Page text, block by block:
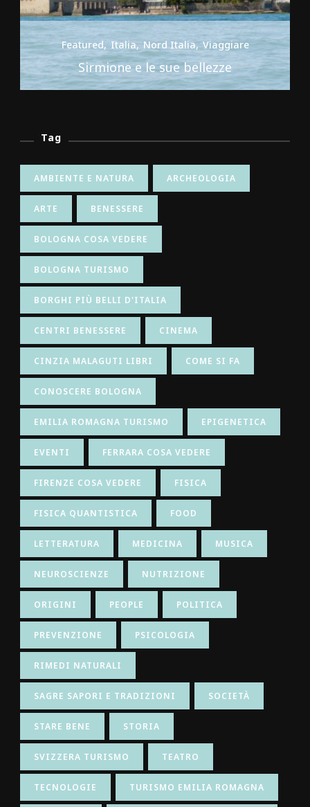
Featured Italia Nord Italia Viaggiare
Sirmione e le sue bellezze
Tag
AMBIENTE E NATURA ARCHEOLOGIA
ARTE BENESSERE
BOLOGNA COSA VEDERE
BOLOGNA TURISMO
BORGHI PIÙ BELLI D'ITALIA
CENTRI BENESSERE CINEMA
CINZIA MALAGUTI LIBRI COME SI FA
CONOSCERE BOLOGNA
EMILIA ROMAGNA TURISMO EPIGENETICA
EVENTI FERRARA COSA VEDERE
FIRENZE COSA VEDERE FISICA
FISICA QUANTISTICA FOOD
LETTERATURA MEDICINA MUSICA
NEUROSCIENZE NUTRIZIONE
ORIGINI PEOPLE POLITICA
PREVENZIONE PSICOLOGIA
RIMEDI NATURALI
SAGRE SAPORI E TRADIZIONI SOCIETÀ
STARE BENE STORIA
SVIZZERA TURISMO TEATRO
TECNOLOGIE TURISMO EMILIA ROMAGNA